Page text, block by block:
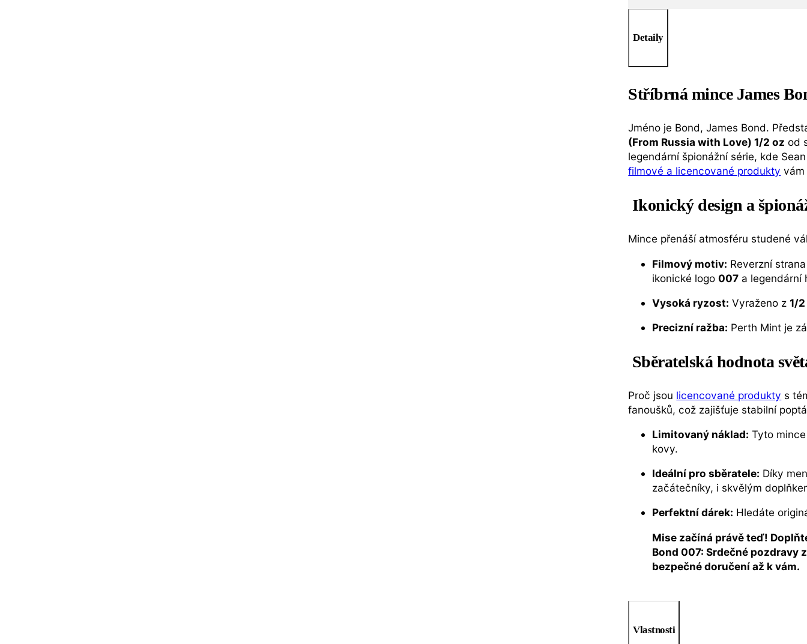
Detaily
Stříbrná mince James
Jméno je Bond, James Bond.
(From Russia with Love) 1/2 oz od
legendární špionážní série, kde
filmové a licencované produkty vám
Ikonický design a
Mince přenáší atmosféru studené
Filmový motiv: Reverzní
ikonické logo007 a legendární
Vysoká ryzost: Vyraženo z1/
Precizní ražba: Perth Mint je
Sběratelská hodnota
Proč jsou licencované produkty s
fanoušků, což zajišťuje stabilní
Limitovaný náklad: Tyto
kovy.
Ideální pro sběratele: Díky
začátečníky, i skvělým
Perfektní dárek: Hledáte
Mise začíná právě teď!
Bond 007: Srdečné pozdravy
bezpečné doručení až k vám.
Vlastnosti